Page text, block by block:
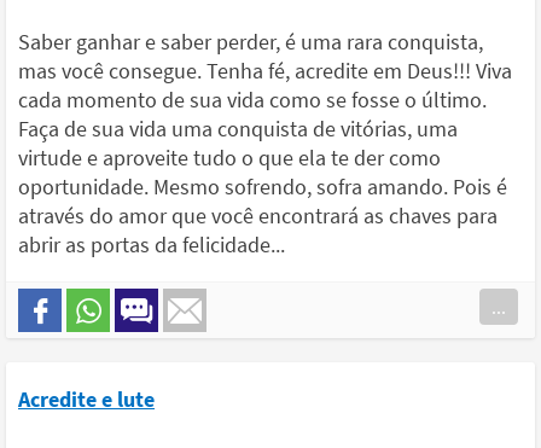
Saber ganhar e saber perder, é uma rara conquista,
mas você consegue. Tenha fé, acredite em Deus!!! Viva
cada momento de sua vida como se fosse o último.
Faça de sua vida uma conquista de vitórias, uma
virtude e aproveite tudo o que ela te der como
oportunidade. Mesmo sofrendo, sofra amando. Pois é
através do amor que você encontrará as chaves para
abrir as portas da felicidade...
...
Acredite e lute